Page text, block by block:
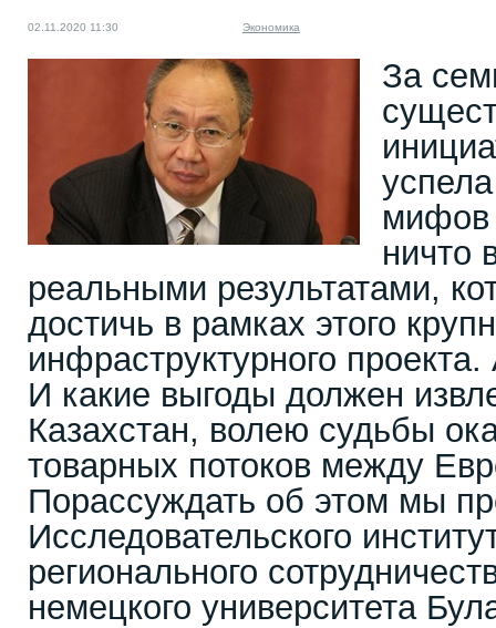
02.11.2020 11:30 Экономика
За
мифов
ничто
реальными результатами,
достичь в рамках этого
инфраструктурного
И какие выгоды должен
Казахстан, волею судьбы
товарных потоков между
Порассуждать об этом мы
Исследовательского
регионального
немецкого университета